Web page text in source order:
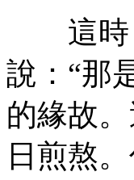
這時，
說：“那
的緣故
日煎熬